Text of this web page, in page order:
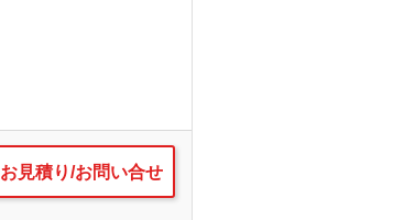
お見積り/お問い合せ